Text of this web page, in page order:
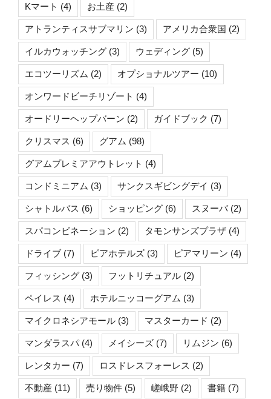
Kマート (4) お土産 (2)
アトランティスサブマリン (3) アメリカ合衆国 (2)
イルカウォッチング (3) ウェディング (5)
エコツーリズム (2) オプショナルツアー (10)
オンワードビーチリゾート (4)
オードリーヘップバーン (2) ガイドブック (7)
クリスマス (6) グアム (98)
グアムプレミアアウトレット (4)
コンドミニアム (3) サンクスギビングデイ (3)
シャトルバス (6) ショッピング (6) スヌーバ(2)
スパコンビネーション (2) タモンサンズプラザ (4)
ドライブ (7) ピアホテルズ (3) ピアマリーン (4)
フィッシング (3) フットリチュアル (2)
ペイレス (4) ホテルニッコーグアム (3)
マイクロネシアモール (3) マスターカード (2)
マンダラスパ(4) メイシーズ (7) リムジン (6)
レンタカー (7) ロスドレスフォーレス (2)
不動産 (11) 売り物件 (5) 嵯峨野 (2) 書籍 (7)